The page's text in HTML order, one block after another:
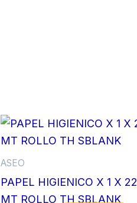
ASEO
PAPEL HIGIENICO X 1 X 22
MT ROLLO TH SBLANK